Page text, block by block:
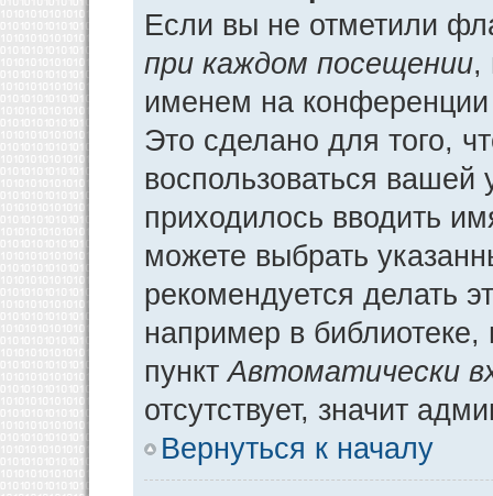
Если вы не отметили
при каждом посещении,
именем на конференции
Это сделано для того,
воспользоваться
приходилось вводить
можете выбрать
рекомендуется делать
например в библиотеке,
пунктАвтоматически
отсутствует, значит
Вернуться к началу